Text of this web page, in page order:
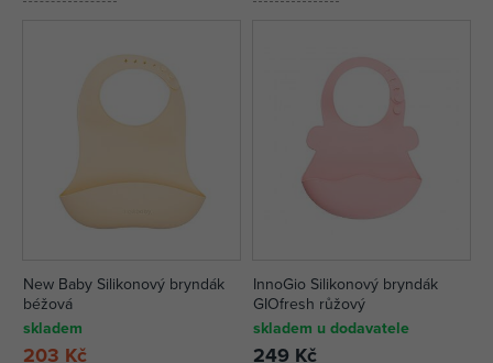
New Baby Silikonový bryndák
béžová
skladem
203 Kč
InnoGio Silikonový bryndák
GIOfresh růžový
skladem u dodavatele
249 Kč